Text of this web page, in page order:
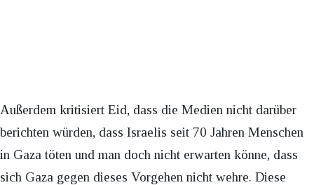
Außerdem kritisiert Eid, dass die Medien nicht darüber
berichten würden, dass Israelis seit 70 Jahren Menschen
in Gaza töten und man doch nicht erwarten könne, dass
sich Gaza gegen dieses Vorgehen nicht wehre. Diese